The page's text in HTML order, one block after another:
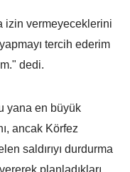
izin vermeyeceklerini
tercih ederim
dedi.
yana en büyük
ancak Körfez
saldırıyı durdurma
planladıkları